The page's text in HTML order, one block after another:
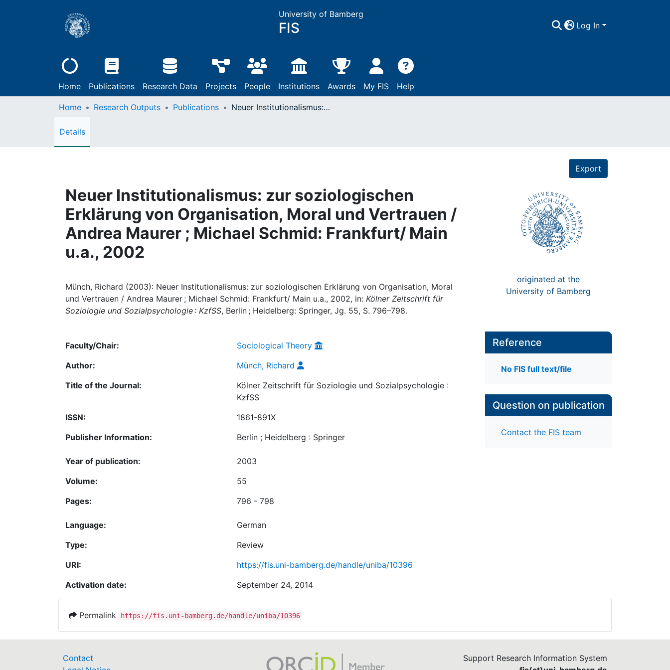
University of Bamberg
FIS Log In
Home Publications Research Data Projects People Institutions Awards My FIS Help
Home Research Outputs Publications Neuer Institutionalismus: zur soziologischen Erklärung von Organisation, Moral und Vertrauen / Andrea Maurer ; Michael Schmid: Frankfurt/ Main u.a., 2002
Details
Export
Neuer Institutionalismus: zur soziologischen
Erklärung von Organisation, Moral und Vertrauen /
Andrea Maurer ; Michael Schmid: Frankfurt/ Main
u.a., 2002
Münch, Richard (2003): Neuer Institutionalismus: zur soziologischen Erklärung von Organisation, Moral
und Vertrauen / Andrea Maurer ; Michael Schmid: Frankfurt/ Main u.a., 2002, in: Kölner Zeitschrift für
Soziologie und Sozialpsychologie : KzfSS, Berlin ; Heidelberg: Springer, Jg. 55, S. 796–798.
originated at the
University of Bamberg
Faculty/Chair:
Sociological Theory
Author:
Münch, Richard
Title of the Journal:
Kölner Zeitschrift für Soziologie und Sozialpsychologie :
KzfSS
ISSN:
1861-891X
Publisher Information:
Berlin ; Heidelberg : Springer
Year of publication:
2003
Volume:
55
Pages:
796 - 798
Language:
German
Type:
Review
URI:
https://fis.uni-bamberg.de/handle/uniba/10396
Activation date:
September 24, 2014
Reference
No FIS full text/file
Question on publication
Contact the FIS team
Permalink https://fis.uni-bamberg.de/handle/uniba/10396
Contact
Support Research Information System